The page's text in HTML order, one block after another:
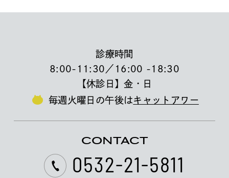
診療時間
8:00-11:30／16:00 -18:30
【休診日】金・日
毎週火曜日の午後はキャットアワー
CONTACT
0532-21-5811